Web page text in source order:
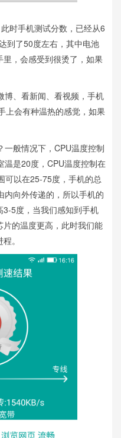
时手机测试分数，已经从6
到了50度左右，其中电池
，会感受到很烫了，如果
、看新闻、看视频，手机
上会有种温热的感觉，如果
般情况下，CPU温度控制
温是20度，CPU温度控制在
可以在25-75度，手机的总
内向外传递的，所以手机的
3-5度，当我们感知到手机
的温度更高，此时我们能
。